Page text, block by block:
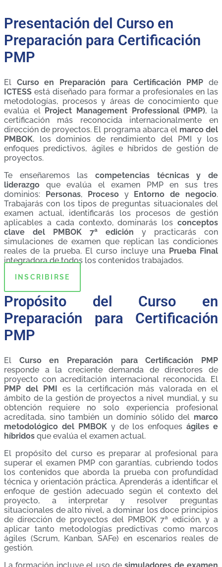
Presentación del Curso en
Preparación para Certificación
PMP
El Curso en Preparación para Certificación PMP de
ICTESS está diseñado para formar a profesionales en las
metodologías, procesos y áreas de conocimiento que
evalúa el Project Management Professional (PMP), la
certificación más reconocida internacionalmente en
dirección de proyectos. El programa abarca el marco del
PMBOK, los dominios de rendimiento del PMI y los
enfoques predictivos, ágiles e híbridos de gestión de
proyectos.
Te enseñaremos las competencias técnicas y de
liderazgo que evalúa el examen PMP en sus tres
dominios:
Personas, Procesoy Entorno de negocio.
Trabajarás con los tipos de preguntas situacionales del
examen actual, identificarás los procesos de gestión
aplicables a cada contexto, dominarás los conceptos
clave del PMBOK 7ª edición y practicarás con
simulaciones de examen que replican las condiciones
reales de la prueba. El curso incluye una Prueba Final
integradora de todos los contenidos trabajados.
INSCRIBIRSE
Propósito del Curso en
Preparación para Certificación
PMP
El Curso en Preparación para Certificación PMP
responde a la creciente demanda de directores de
proyecto con acreditación internacional reconocida. El
PMP del PMI
es la certificación más valorada en el
ámbito de la gestión de proyectos a nivel mundial, y su
obtención requiere no solo experiencia profesional
acreditada, sino también un dominio sólido del marco
metodológico del PMBOKy de los enfoqueságiles e
híbridos que evalúa el examen actual.
El propósito del curso es preparar al profesional para
superar el examen PMP con garantías, cubriendo todos
los contenidos que aborda la prueba con profundidad
técnica y orientación práctica. Aprenderás a identificar el
enfoque de gestión adecuado según el contexto del
proyecto, a interpretar y resolver preguntas
situacionales de alto nivel, a dominar los doce principios
de dirección de proyectos del PMBOK 7ª edición, y a
aplicar tanto metodologías predictivas como marcos
ágiles (Scrum, Kanban, SAFe) en escenarios reales de
gestión.